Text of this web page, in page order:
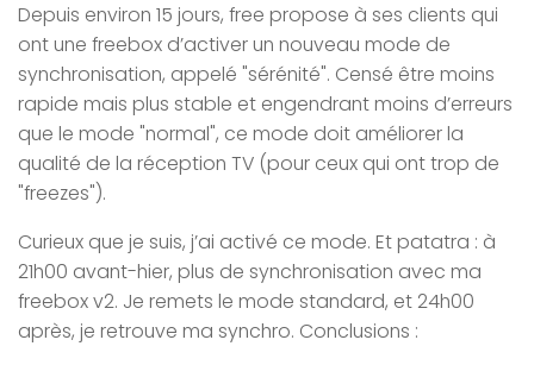
Depuis environ 15 jours, free propose à ses clients qui
ont une freebox d’activer un nouveau mode de
synchronisation, appelé "sérénité". Censé être moins
rapide mais plus stable et engendrant moins d’erreurs
que le mode "normal", ce mode doit améliorer la
qualité de la réception TV (pour ceux qui ont trop de
"freezes").
Curieux que je suis, j’ai activé ce mode. Et patatra : à
21h00 avant-hier, plus de synchronisation avec ma
freebox v2. Je remets le mode standard, et 24h00
après, je retrouve ma synchro. Conclusions :